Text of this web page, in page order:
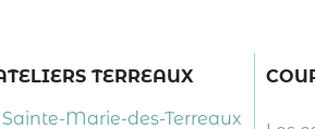
TERREAUX
Sainte-Marie-des-Terreaux